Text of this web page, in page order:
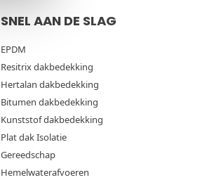
SNEL AAN DE SLAG
EPDM
Resitrix dakbedekking
Hertalan dakbedekking
Bitumen dakbedekking
Kunststof dakbedekking
Plat dak Isolatie
Gereedschap
Hemelwaterafvoeren